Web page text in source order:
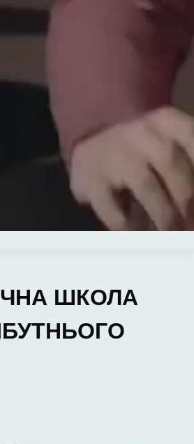
ШКОЛА